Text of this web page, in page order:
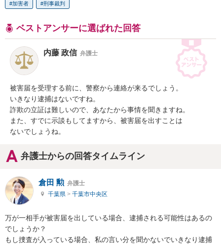
加害者 刑事裁判
ベストアンサーに選ばれた回答
内藤 政信 弁護士
被害届を受理する前に、警察から連絡が来るでしょう。
いきなり逮捕はないですね。
詐欺の立証は難しいので、あなたから事情を聞きますね。
また、すでに示談もしてますから、被害届を出すことは
ないでしょうね。
弁護士からの回答タイムライン
倉田 勲 弁護士
千葉県 > 千葉市中央区
万が一相手が被害届を出している場合、逮捕される可能性はあるの
でしょうか？
もし捜査が入っている場合、私の言い分を聞かないでいきなり逮捕